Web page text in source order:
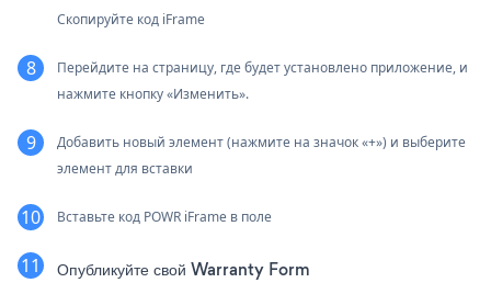
Скопируйте код iFrame
Перейдите на страницу, где будет установлено приложение, и
нажмите кнопку «Изменить».
Добавить новый элемент (нажмите на значок «+») и выберите
элемент для вставки
Вставьте код POWR iFrame в поле
Опубликуйте свой Warranty Form